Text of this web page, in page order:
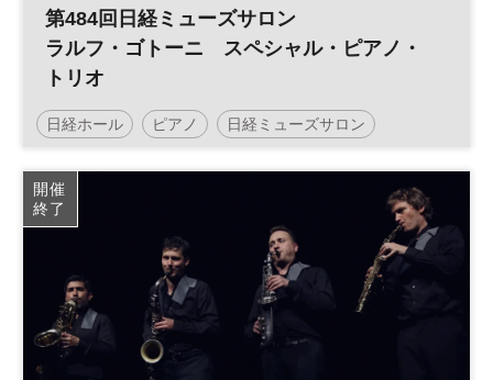
第484回日経ミューズサロン
ラルフ・ゴトーニ スペシャル・ピアノ・
トリオ
日経ホール ピアノ 日経ミューズサロン
コンサート
開催
終了